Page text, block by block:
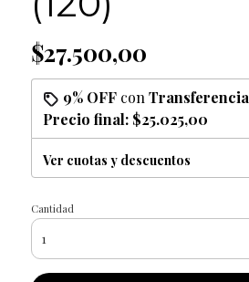
$27.500,00
9% OFFcon Transferencia
Precio final: $25.025,00
Ver cuotas y descuentos
Cantidad